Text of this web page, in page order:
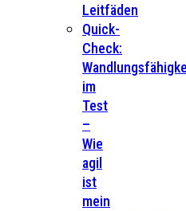
Leitfäden
Quick-
Check:
im
Test
–
Wie
agil
ist
mein